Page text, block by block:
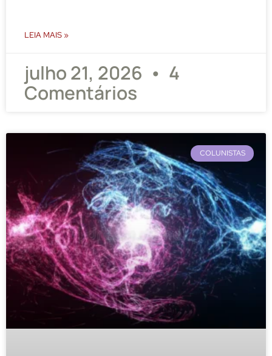
LEIA MAIS »
julho 21, 2026
4
Comentários
COLUNISTAS